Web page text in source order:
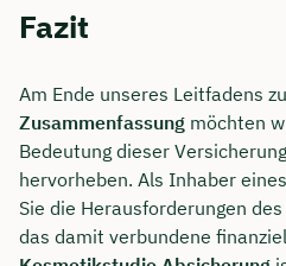
Fazit
Am Ende unseres Leitfadens
Zusammenfassung möchten
Bedeutung dieser
hervorheben. Als Inhaber
Sie die Herausforderungen
das damit verbundene